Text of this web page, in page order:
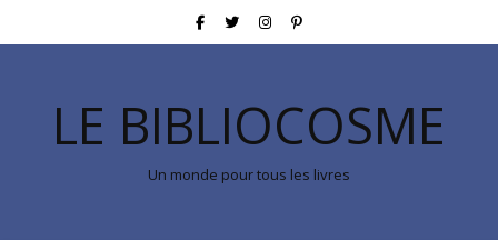
LE BIBLIOCOSME
Un monde pour tous les livres